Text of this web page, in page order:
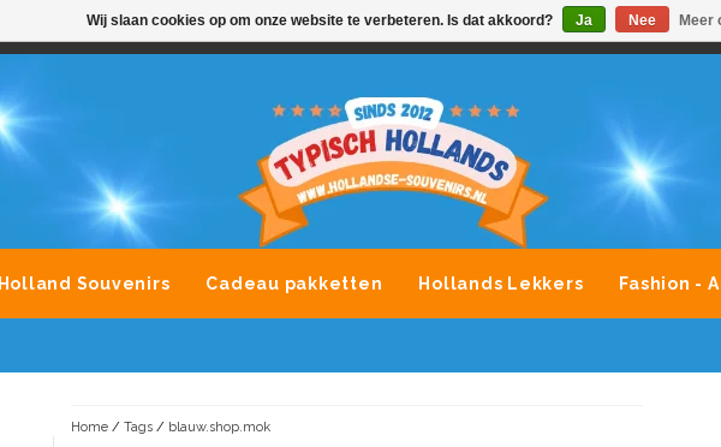
AVONDLEVERING MOGELIJK ALLE MERKEN SOUVENIRS
Holland Souvenirs Cadeau pakketten Hollands Lekkers Fashion -
Home/ Tags/ blauw.shop.mok
Wij slaan cookies op om onze website te verbeteren. Is dat akkoord? Ja Nee Meer